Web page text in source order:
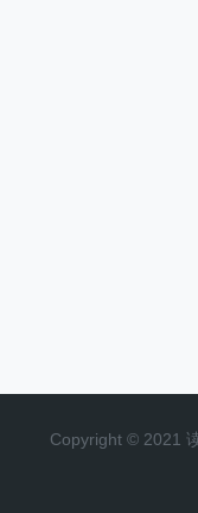
Copyright © 2021